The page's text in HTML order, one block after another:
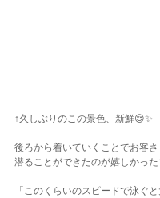
↑久しぶりのこの景色、新鮮😌✨
後ろから着いていくことでお客
潜ることができたのが嬉しかっ
「このくらいのスピードで泳ぐと